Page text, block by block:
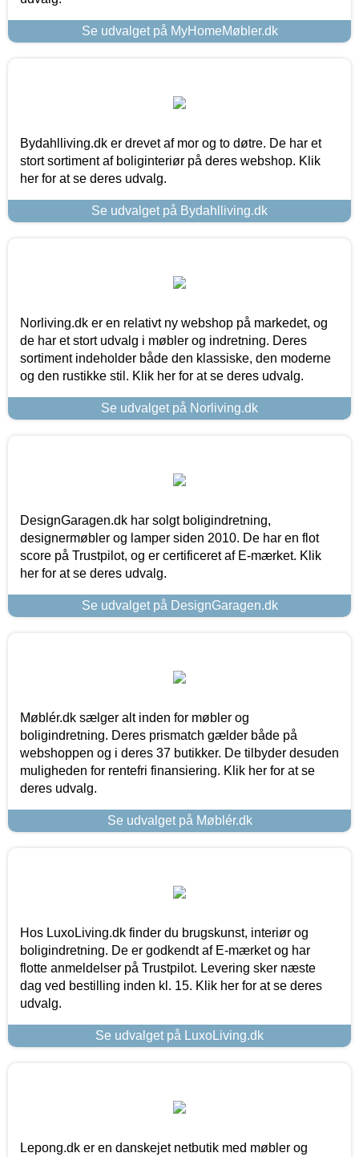
Se udvalget på MyHomeMøbler.dk
Bydahlliving.dk er drevet af mor og to døtre. De har et
stort sortiment af boliginteriør på deres webshop. Klik
her for at se deres udvalg.
Se udvalget på Bydahlliving.dk
Norliving.dk er en relativt ny webshop på markedet, og
de har et stort udvalg i møbler og indretning. Deres
sortiment indeholder både den klassiske, den moderne
og den rustikke stil. Klik her for at se deres udvalg.
Se udvalget på Norliving.dk
DesignGaragen.dk har solgt boligindretning,
designermøbler og lamper siden 2010. De har en flot
score på Trustpilot, og er certificeret af E-mærket. Klik
her for at se deres udvalg.
Se udvalget på DesignGaragen.dk
Møblér.dk sælger alt inden for møbler og
boligindretning. Deres prismatch gælder både på
webshoppen og i deres 37 butikker. De tilbyder desuden
muligheden for rentefri finansiering. Klik her for at se
deres udvalg.
Se udvalget på Møblér.dk
Hos LuxoLiving.dk finder du brugskunst, interiør og
boligindretning. De er godkendt af E-mærket og har
flotte anmeldelser på Trustpilot. Levering sker næste
dag ved bestilling inden kl. 15. Klik her for at se deres
udvalg.
Se udvalget på LuxoLiving.dk
Lepong.dk er en danskejet netbutik med møbler og